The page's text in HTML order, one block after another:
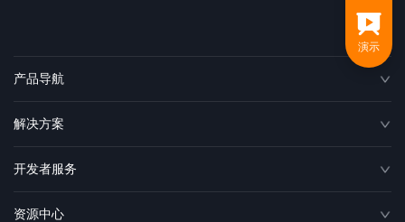
产品导航
解决方案
开发者服务
资源中心
演示